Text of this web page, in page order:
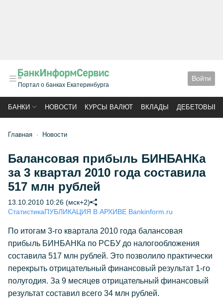
Портал о банках Екатеринбурга
Войти
БАНКИ НОВОСТИ КУРСЫ ВАЛЮТ ВКЛАДЫ ДЕБЕТОВЫЕ
Главная Новости
Балансовая прибыль БИНБАНКа
за 3 квартал 2010 года составила
517 млн рублей
13.10.2010 10:26 (мск+2)
СтатистикаПУБЛИКАЦИЯ В АРХИВЕ Bankinform.ru
По итогам 3-го квартала 2010 года балансовая
прибыль БИНБАНКа по РСБУ до налогообложения
составила 517 млн рублей. Это позволило практически
перекрыть отрицательный финансовый результат 1-го
полугодия. За 9 месяцев отрицательный финансовый
результат составил всего 34 млн рублей.